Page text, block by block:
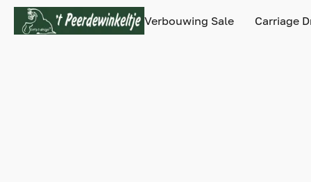
Verbouwing Sale Carriage